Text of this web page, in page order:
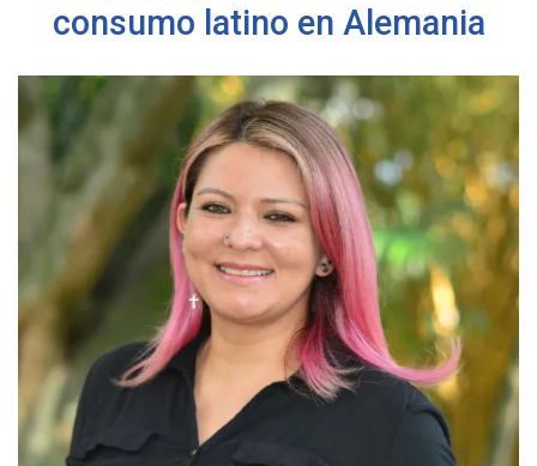
consumo latino en Alemania